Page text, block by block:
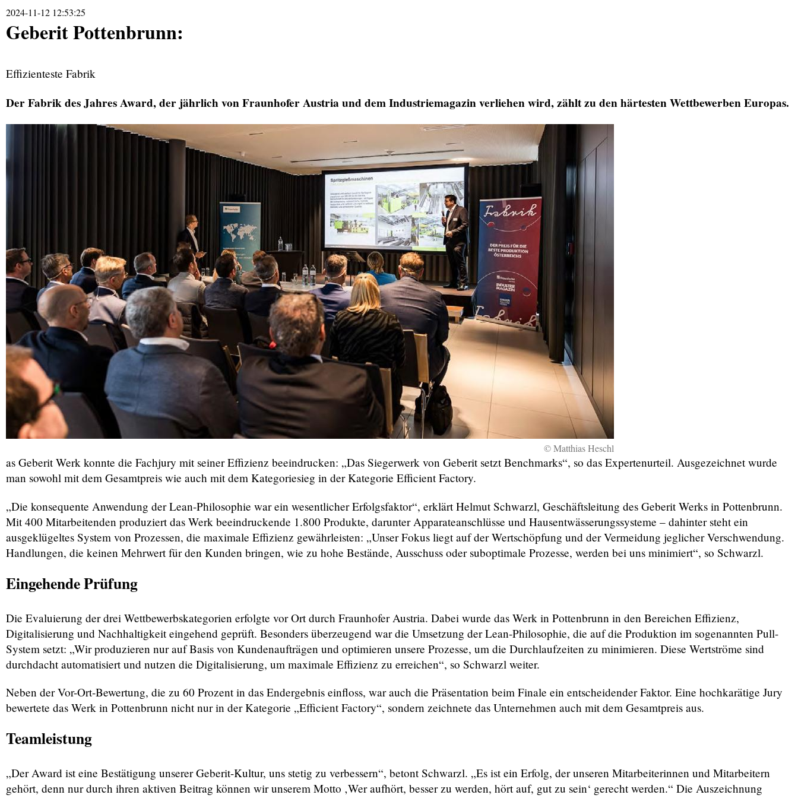
2024-11-12 12:53:25
Geberit Pottenbrunn:
Effizienteste Fabrik
Der Fabrik des Jahres Award, der jährlich von Fraunhofer Austria und dem Industriemagazin verliehen wird, zählt zu den härtesten Wettbewerben Europas.
© Matthias Heschl
as Geberit Werk konnte die Fachjury mit seiner Effizienz beeindrucken: „Das Siegerwerk von Geberit setzt Benchmarks“, so das Expertenurteil. Ausgezeichnet wurde
man sowohl mit dem Gesamtpreis wie auch mit dem Kategoriesieg in der Kategorie Efficient Factory.
„Die konsequente Anwendung der Lean-Philosophie war ein wesentlicher Erfolgsfaktor“, erklärt Helmut Schwarzl, Geschäftsleitung des Geberit Werks in Pottenbrunn.
Mit 400 Mitarbeitenden produziert das Werk beeindruckende 1.800 Produkte, darunter Apparateanschlüsse und Hausentwässerungssysteme – dahinter steht ein
ausgeklügeltes System von Prozessen, die maximale Effizienz gewährleisten: „Unser Fokus liegt auf der Wertschöpfung und der Vermeidung jeglicher Verschwendung.
Handlungen, die keinen Mehrwert für den Kunden bringen, wie zu hohe Bestände, Ausschuss oder suboptimale Prozesse, werden bei uns minimiert“, so Schwarzl.
Eingehende Prüfung
Die Evaluierung der drei Wettbewerbskategorien erfolgte vor Ort durch Fraunhofer Austria. Dabei wurde das Werk in Pottenbrunn in den Bereichen Effizienz,
Digitalisierung und Nachhaltigkeit eingehend geprüft. Besonders überzeugend war die Umsetzung der Lean-Philosophie, die auf die Produktion im sogenannten Pull-
System setzt: „Wir produzieren nur auf Basis von Kundenaufträgen und optimieren unsere Prozesse, um die Durchlaufzeiten zu minimieren. Diese Wertströme sind
durchdacht automatisiert und nutzen die Digitalisierung, um maximale Effizienz zu erreichen“, so Schwarzl weiter.
Neben der Vor-Ort-Bewertung, die zu 60 Prozent in das Endergebnis einfloss, war auch die Präsentation beim Finale ein entscheidender Faktor. Eine hochkarätige Jury
bewertete das Werk in Pottenbrunn nicht nur in der Kategorie „Efficient Factory“, sondern zeichnete das Unternehmen auch mit dem Gesamtpreis aus.
Teamleistung
„Der Award ist eine Bestätigung unserer Geberit-Kultur, uns stetig zu verbessern“, betont Schwarzl. „Es ist ein Erfolg, der unseren Mitarbeiterinnen und Mitarbeitern
gehört, denn nur durch ihren aktiven Beitrag können wir unserem Motto ‚Wer aufhört, besser zu werden, hört auf, gut zu sein‘ gerecht werden.“ Die Auszeichnung